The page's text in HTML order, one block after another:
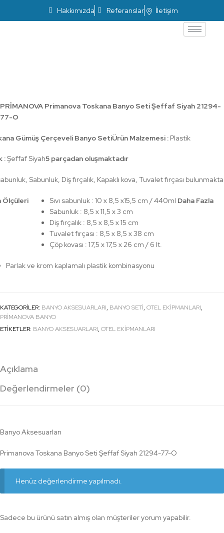
Hakkımızda Referanslar İletişim
PRİMANOVA Primanova Toskana Banyo Seti Şeffaf Siyah 21294-
77-O
Gümüş Çerçeveli Banyo SetiÜrün Malzemesi : Plastik
:Şeffaf Siyah5 parçadan oluşmaktadır
Sabunluk, Diş fırçalık, Kapaklı kova, Tuvalet fırçası
Ölçüleri
Sıvı sabunluk : 10 x 8,5 x15,5 cm / 440ml
Sabunluk : 8,5 x 11,5 x 3 cm
Diş fırçalık : 8,5 x 8,5 x 15 cm
Tuvalet fırçası : 8,5 x 8,5 x 38 cm
Çöp kovası : 17,5 x 17,5 x 26 cm / 6 lt.
Daha Fazla
Parlak ve krom kaplamalı plastik kombinasyonu
KATEGORILER: BANYO AKSESUARLARI, BANYO SETI, OTEL EKİPMANLARI,
PRIMANOVA BANYO
ETIKETLER: BANYO AKSESUARLARI, OTEL EKİPMANLARI
Açıklama
Değerlendirmeler (0)
Banyo Aksesuarları
Primanova Toskana Banyo Seti Şeffaf Siyah 21294-77-O
Henüz değerlendirme yapılmadı.
Sadece bu ürünü satın almış olan müşteriler yorum yapabilir.